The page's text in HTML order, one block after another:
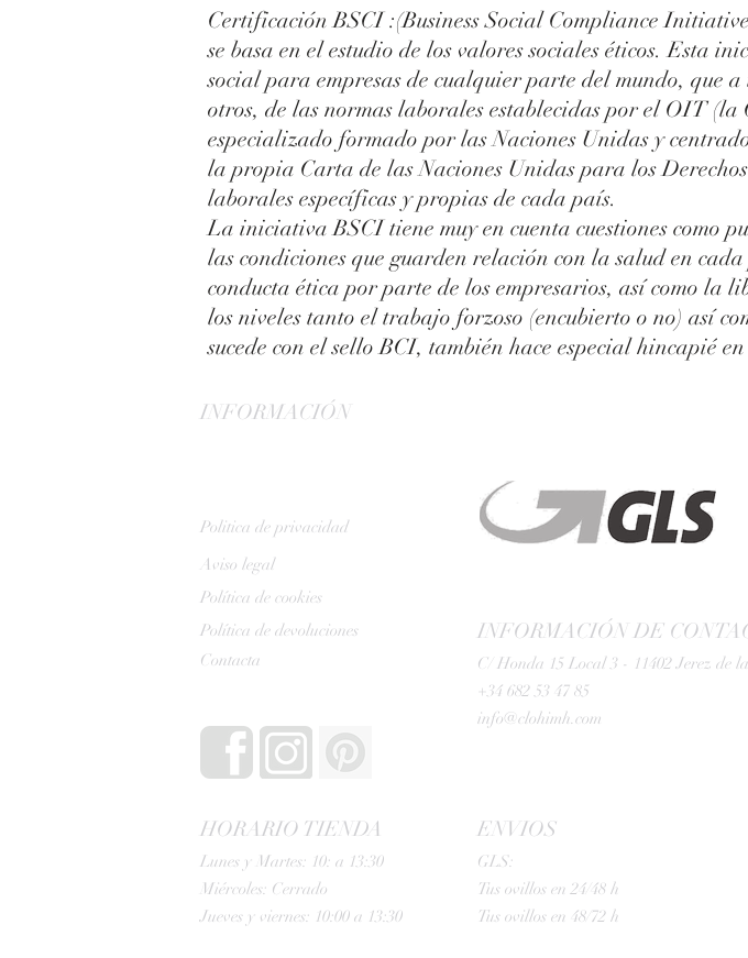
Certificación BSCI :(Business Social Compliance
se basa en el estudio de los valores sociales éticos. Esta
social para empresas de cualquier parte del mundo, que
otros, de las normas laborales establecidas por el OIT
especializado formado por las Naciones Unidas y
la propia Carta de las Naciones Unidas para los
laborales específicas y propias de cada país.
La iniciativa BSCI tiene muy en cuenta cuestiones como
las condiciones que guarden relación con la salud en
conducta ética por parte de los empresarios, así como la
los niveles tanto el trabajo forzoso (encubierto o no) así
sucede con el sello BCI, también hace especial hincapié
INFORMACIÓN
Politica de privacidad
Aviso legal
Política de cookies
Política de devoluciones
Contacta
INFORMACIÓN DE
C/ Honda 15 Local 3 - 11402 Jerez de
+34 682 53 47 85
info@clohimh.com
HORARIO TIENDA
Lunes y Martes: 10: a 13:30
Miércoles: Cerrado
Jueves y viernes: 10:00 a 13:30
ENVIOS
GLS:
Tus ovillos en 24/48 h
Tus ovillos en 48/72 h